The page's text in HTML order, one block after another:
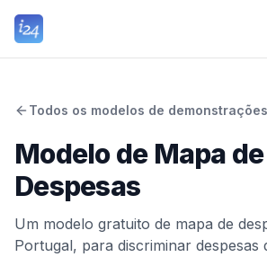
Todos os modelos de
Modelo de Mapa de
Despesas
Um modelo gratuito de mapa de
Portugal, para discriminar despesas